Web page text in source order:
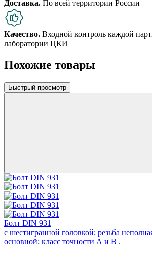
Доставка. По всей территории России
Качество. Входной контроль каждой
лаборатории ЦКИ
Похожие товары
Быстрый просмотр
Болт DIN 931
с шестигранной головкой; резьба
основной; класс точности А и В .